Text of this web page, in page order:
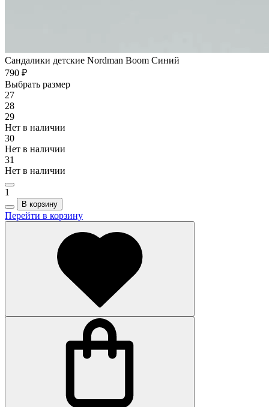
Сандалики детские Nordman Boom Синий
790 ₽
Выбрать размер
27
28
29
Нет в наличии
30
Нет в наличии
31
Нет в наличии
1
В корзину
Перейти в корзину